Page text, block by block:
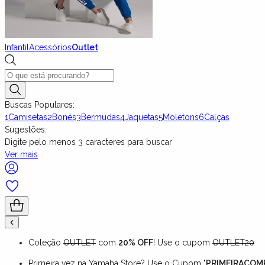
Infantil AcessóriosOutlet
Buscas Populares:
1Camisetas2Bonés3Bermudas4Jaquetas5Moletons6Calças
Sugestões:
Digite pelo menos 3 caracteres para buscar
Ver mais
Coleção OUTLET com 20% OFF! Use o cupom OUTLET20